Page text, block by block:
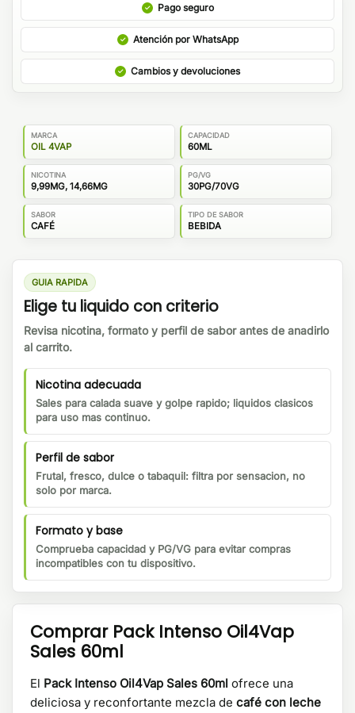
Pago seguro
Atención por WhatsApp
Cambios y devoluciones
MARCA
OIL 4VAP
CAPACIDAD
60ML
NICOTINA
9,99MG, 14,66MG
PG/VG
30PG/70VG
SABOR
CAFÉ
TIPO DE SABOR
BEBIDA
GUIA RAPIDA
Elige tu liquido con criterio
Revisa nicotina, formato y perfil de sabor antes de anadirlo
al carrito.
Nicotina adecuada
Sales para calada suave y golpe rapido; liquidos clasicos
para uso mas continuo.
Perfil de sabor
Frutal, fresco, dulce o tabaquil: filtra por sensacion, no
solo por marca.
Formato y base
Comprueba capacidad y PG/VG para evitar compras
incompatibles con tu dispositivo.
Comprar Pack Intenso Oil4Vap
Sales 60ml
El Pack Intenso Oil4Vap Sales 60ml ofrece una
deliciosa y reconfortante mezcla de café con leche